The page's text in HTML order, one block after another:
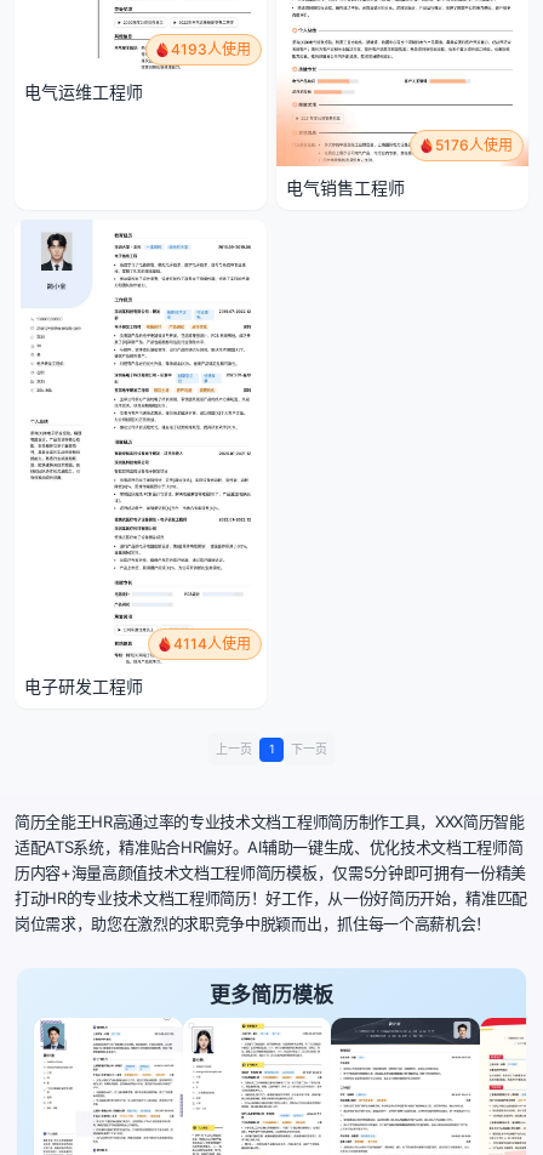
4193人使用
电气运维工程师
5176人使用
电气销售工程师
4114人使用
电子研发工程师
上一页 1 下一页
简历全能王HR高通过率的专业技术文档工程师简历制作工具，XXX简历智能
适配ATS系统，精准贴合HR偏好。AI辅助一键生成、优化技术文档工程师简
历内容+海量高颜值技术文档工程师简历模板，仅需5分钟即可拥有一份精美
打动HR的专业技术文档工程师简历！好工作，从一份好简历开始，精准匹配
岗位需求，助您在激烈的求职竞争中脱颖而出，抓住每一个高薪机会！
更多简历模板